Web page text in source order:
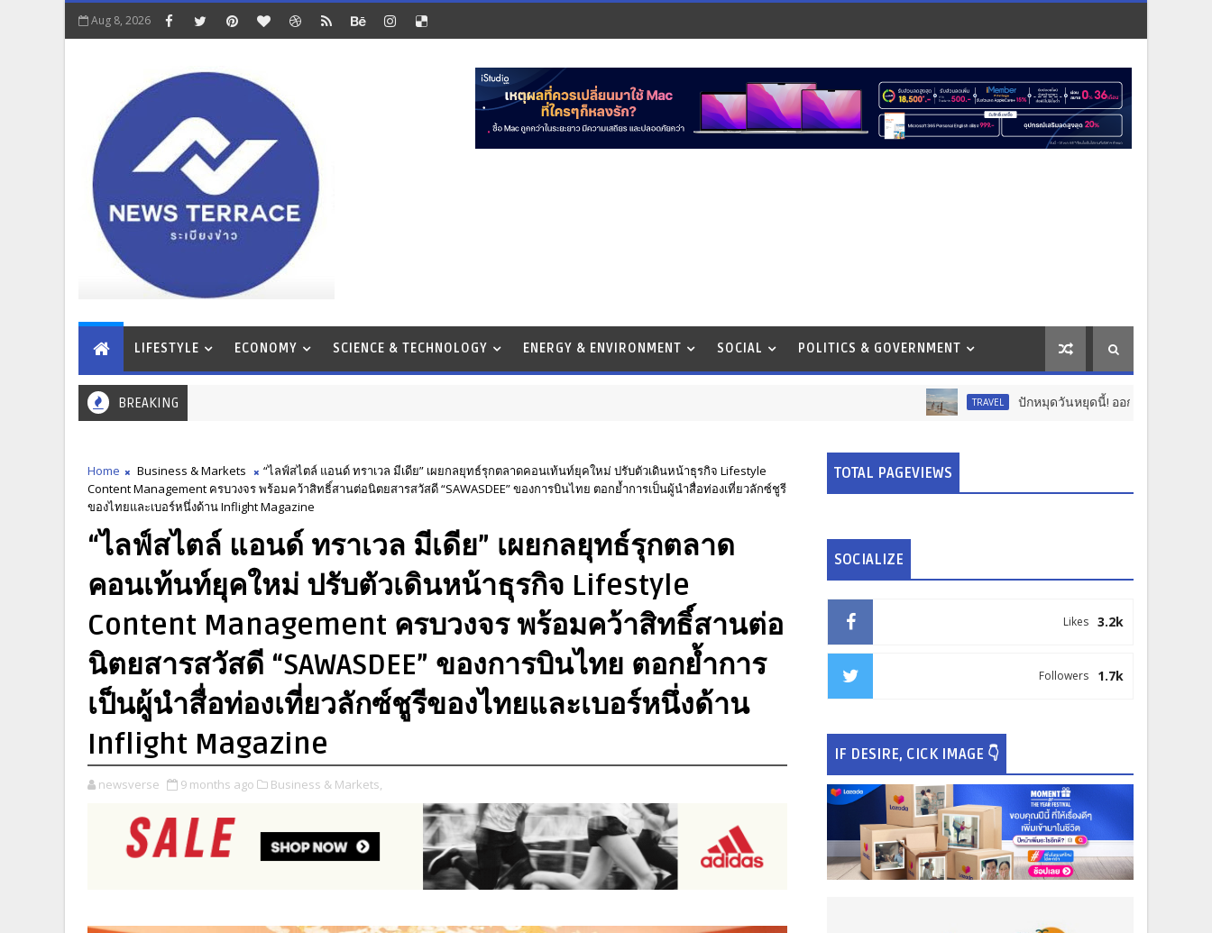
Aug 8, 2026
LIFESTYLE ECONOMY SCIENCE & TECHNOLOGY ENERGY & ENVIRONMENT SOCIAL POLITICS & GOVERNMENT
BREAKING ปักหมุดวันหยุดนี้! ออกไปสร้างช่วงเวลาพิเศษกับค
Home Business & Markets
“ไลฟ์สไตล์ แอนด์ ทราเวล มีเดีย” เผยกลยุทธ์รุกตลาดคอนเท้นท์ยุคใหม่ ปรับตัวเดินหน้าธุรกิจ Lifestyle
Content Management ครบวงจร พร้อมคว้าสิทธิ์สานต่อนิตยสารสวัสดี “SAWASDEE” ของการบินไทย ตอกย้ำการเป็นผู้นำสื่อท่องเที่ยวลักซ์ชูรี
ของไทยและเบอร์หนึ่งด้าน Inflight Magazine
“ไลฟ์สไตล์ แอนด์ ทราเวล มีเดีย” เผยกลยุทธ์รุกตลาด
คอนเท้นท์ยุคใหม่ ปรับตัวเดินหน้าธุรกิจ Lifestyle
Content Management ครบวงจร พร้อมคว้าสิทธิ์สานต่อ
นิตยสารสวัสดี “SAWASDEE” ของการบินไทย ตอกย้ำการ
เป็นผู้นำสื่อท่องเที่ยวลักซ์ชูรีของไทยและเบอร์หนึ่งด้าน
Inflight Magazine
newsverse 9 months ago Business & Markets,
TOTAL PAGEVIEWS
SOCIALIZE
3.2k
Likes
1.7k
Followers
IF DESIRE, CICK IMAGE 👇